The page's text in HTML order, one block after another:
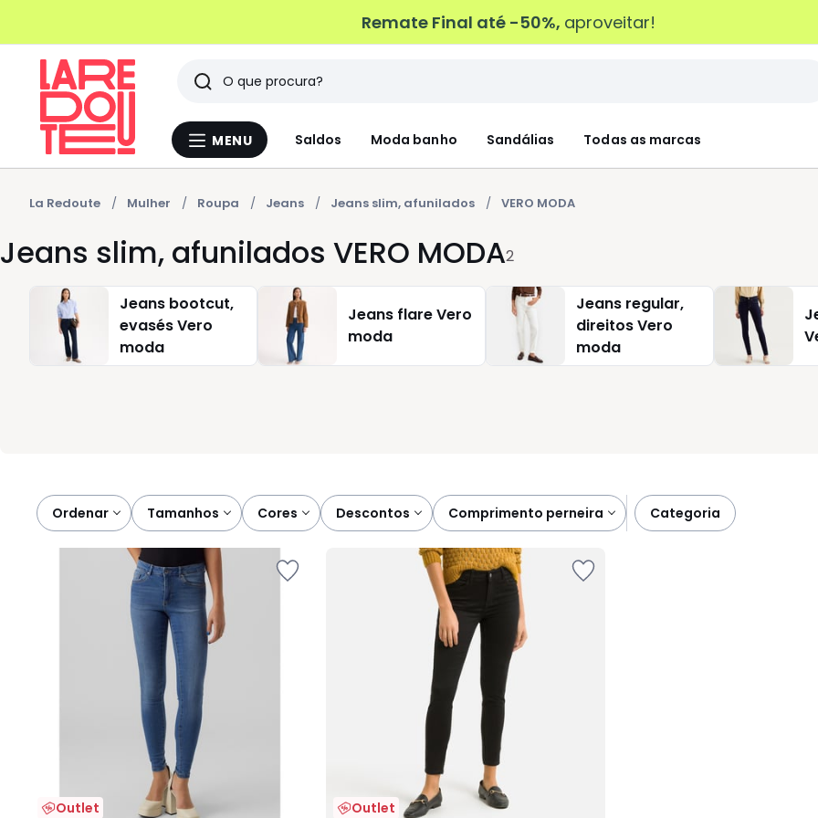
Remate Final até -50%, aproveitar!
Menu
MENU Saldos Moda banho Sandálias Todas as marcas
Pesquisar
Últimos
artigos
vistos
La Redoute Mulher Roupa Jeans Jeans slim, afunilados VERO MODA
Jeans slim, afunilados VERO MODA2
Jeans bootcut,
evasés Vero
moda
Jeans flare Vero
moda
Jeans regular,
direitos Vero
moda
Ordenar
tamanhos cores descontos comprimento perneira categoria
Outlet Outlet